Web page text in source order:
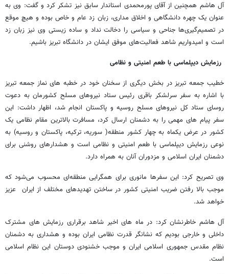
آل هاشم همچنین از آقای پورمحمدی استاندار سابق نیز تشکر کرد و گفت: وی به
عنوان یک چهره دانشگاهی و اخلاق مداری، زبان زد عام و خاص بوده و هیچ موقع
در تصمیم‌گیری‌ها جناحی و سیاسی را دخالت نداد و ساده زیستی وی نیز زبان زد
است و امیدواریم شاهد فعالیت‌های موفق ایشان در دانشگاه تبریز باشیم.
رزمایش دیپلماسی با طعم امنیتی و نظامی
خطیب جمعه تبریز در بخش دیگری از سخنان خود در خطبه های نماز جمعه تبریز
با اشاره به سفر سرلشکر باقری رئیس ستاد نیروهای مسلح کشورمان به دعوت
روسای ستاد کل نیروهای مسلح روسیه و پاکستان انجام شد، اظهار داشت: این
سفر پیام های مهمی را به دشمنان ارسال کرد، مسافرت بالاترین مقام نظامی یک
کشور در عرض یکماه به چهار کشور منطقه( سوریه، ترکیه، پاکستان و روسیه) به
نوعی رزمایش دیپلماسی با طعم امنیتی و نظامی است و هشدارهای روشنی برای
دشمنان ایران اسلامی و مزدوران آنان به همراه دارد.
وی تصریح کرد: این سفرها مانوری برای همگرایی منطقه‌ای محسوب می‌شود که
موجب بالا رفتن ضریب امنیتی کشور در ساختن تهدیدهای مختلف از ایران عزیز
خواهد شد.
آل هاشم خاطرنشان کرد: در ماه های اخیر شاهد برقراری رزمایش های مشترک
داخلی و خارجی بودیم که نشانگر قدرت نظامی ایران بوده و هشداری به دشمنان
نظام مقدس جمهوری اسلامی ایران و موجب خشنودی دوستان این نظام اسلامی
است.